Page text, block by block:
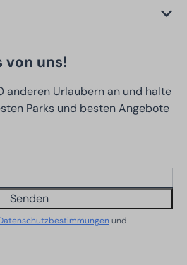
von uns!
Urlaubern an und halte
Parks und besten Angebote
Senden
und